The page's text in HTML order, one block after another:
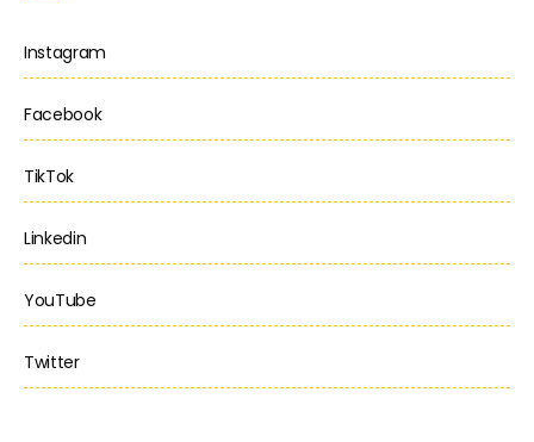
Instagram
Facebook
TikTok
Linkedin
YouTube
Twitter